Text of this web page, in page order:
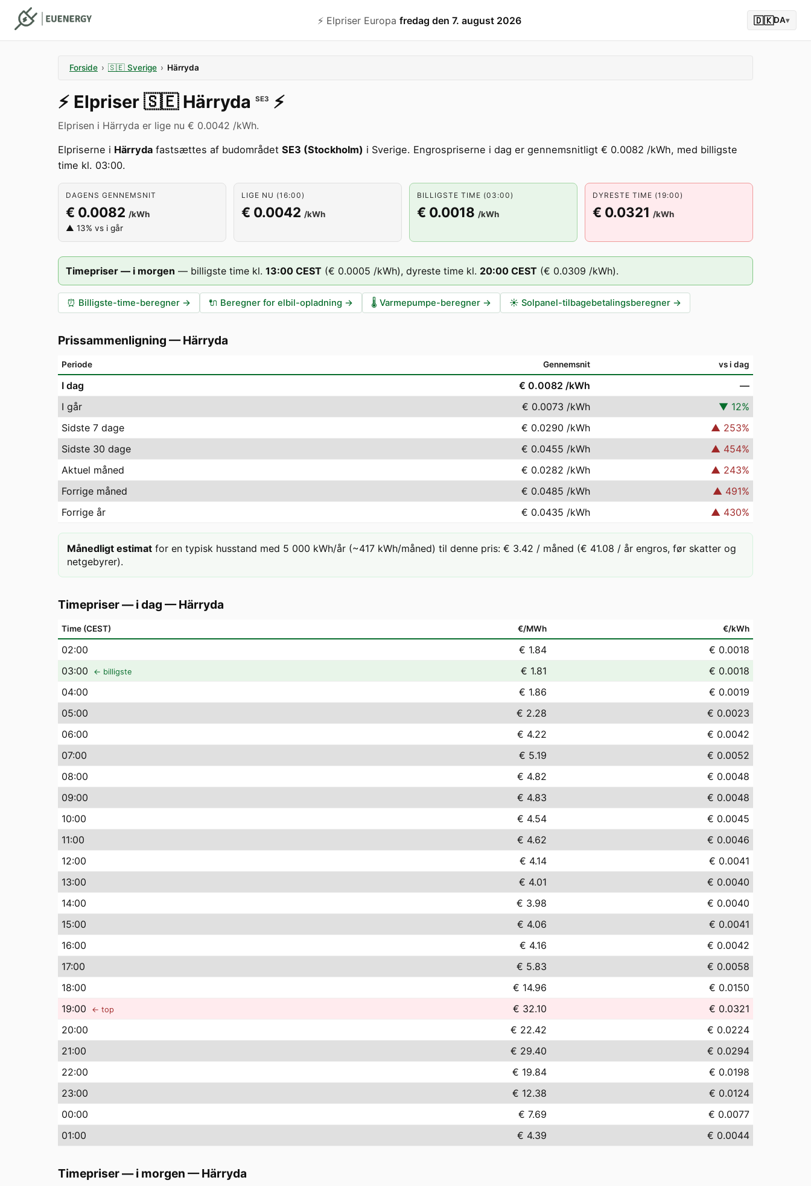
⚡️ Elpriser Europa fredag den 7. august 2026 🇩🇰DA▾
Forside › 🇸🇪 Sverige › Härryda
⚡️ Elpriser 🇸🇪 Härryda SE3 ⚡️
Elprisen i Härryda er lige nu € 0.0042 /kWh.
Elpriserne i Härryda fastsættes af budområdet SE3 (Stockholm) i Sverige. Engrospriserne i dag er gennemsnitligt € 0.0082 /kWh, med billigste
time kl. 03:00.
DAGENS GENNEMSNIT
€ 0.0082 /kWh
▲ 13% vs i går
LIGE NU (16:00)
€ 0.0042 /kWh
BILLIGSTE TIME (03:00)
€ 0.0018 /kWh
DYRESTE TIME (19:00)
€ 0.0321 /kWh
Timepriser — i morgen — billigste time kl. 13:00 CEST (€ 0.0005 /kWh), dyreste time kl. 20:00 CEST (€ 0.0309 /kWh).
⏰ Billigste-time-beregner → 🔌 Beregner for elbil-opladning → 🌡️ Varmepumpe-beregner → ☀️ Solpanel-tilbagebetalingsberegner →
Prissammenligning —Härryda
Periode Gennemsnit vs i dag
I dag € 0.0082 /kWh
—
I går
€ 0.0073 /kWh ▼ 12%
Sidste 7 dage
€ 0.0290 /kWh ▲ 253%
Sidste 30 dage
€ 0.0455 /kWh ▲ 454%
Aktuel måned
€ 0.0282 /kWh ▲ 243%
Forrige måned
€ 0.0485 /kWh ▲ 491%
Forrige år
€ 0.0435 /kWh ▲ 430%
Månedligt estimat for en typisk husstand med 5 000 kWh/år (~417 kWh/måned) til denne pris: € 3.42 / måned (€ 41.08 / år engros, før skatter og
netgebyrer).
Timepriser — i dag —Härryda
Time (CEST) €/MWh €/kWh
02:00 € 1.84
€ 0.0018
03:00 ← billigste € 1.81
€ 0.0018
04:00 € 1.86
€ 0.0019
05:00 € 2.28
€ 0.0023
06:00 € 4.22
€ 0.0042
07:00 € 5.19
€ 0.0052
08:00 € 4.82
€ 0.0048
09:00 € 4.83
€ 0.0048
10:00 € 4.54
€ 0.0045
11:00 € 4.62
€ 0.0046
12:00 € 4.14
€ 0.0041
13:00 € 4.01
€ 0.0040
14:00 € 3.98
€ 0.0040
15:00 € 4.06
€ 0.0041
16:00 € 4.16
€ 0.0042
17:00 € 5.83
€ 0.0058
18:00 € 14.96
€ 0.0150
19:00 ← top € 32.10
€ 0.0321
20:00 € 22.42
€ 0.0224
21:00 € 29.40
€ 0.0294
22:00 € 19.84
€ 0.0198
23:00 € 12.38
€ 0.0124
00:00 € 7.69
€ 0.0077
01:00 € 4.39 € 0.0044
Timepriser — i morgen —Härryda